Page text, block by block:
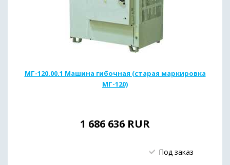
МГ-120.00.1 Машина гибочная (старая маркировка
МГ-120)
1 686 636 RUR
Под заказ